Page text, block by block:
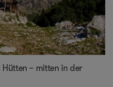
– mitten in der